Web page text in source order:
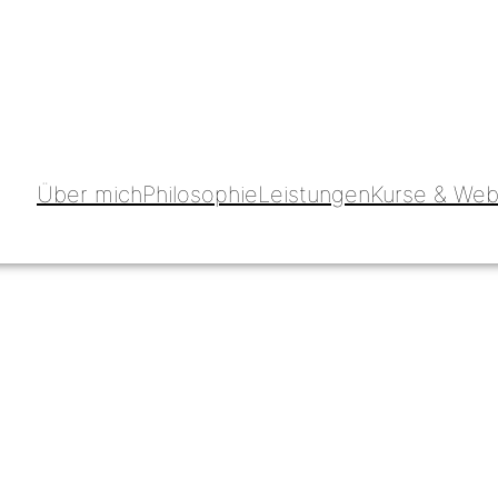
Über michPhilosophieLeistungenKurse &